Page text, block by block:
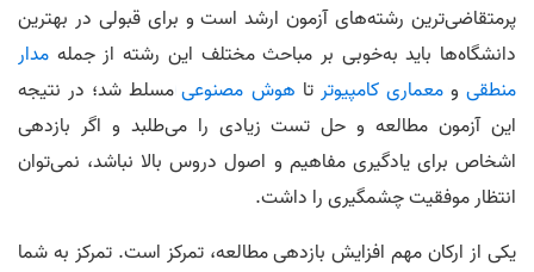
پرمتقاضی‌ترین رشته‌های آزمون ارشد است و برای قبولی در بهترین
دانشگاه‌ها باید به‌خوبی بر مباحث مختلف این رشته از جمله مدار
منطقیومعماری کامپیوترتا هوش مصنوعیمسلط شد؛ در نتیجه
این آزمون مطالعه و حل تست زیادی را می‌طلبد و اگر بازدهی
اشخاص برای یادگیری مفاهیم و اصول دروس بالا نباشد، نمی‌توان
انتظار موفقیت چشمگیری را داشت.
یکی از ارکان مهم افزایش بازدهی مطالعه، تمرکز است. تمرکز به شما